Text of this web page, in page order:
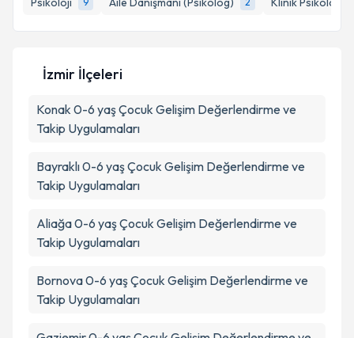
E-posta Adresiniz
Kişisel verilerimin işlenmesine ilişkinAydınlatma
Metni'ni okudum ve kişisel verilerimin belirtilen
kapsamda işlenmesini kabul ediyorum.
Takvim Talebini Gönder
İzmir İlçeleri
Konak 0-6 yaş Çocuk Gelişim Değerlendirme ve
Takip Uygulamaları
Bayraklı0-6 yaş Çocuk Gelişim Değerlendirme ve
Takip Uygulamaları
Aliağa0-6 yaş Çocuk Gelişim Değerlendirme ve
Takip Uygulamaları
Bornova0-6 yaş Çocuk Gelişim Değerlendirme ve
Takip Uygulamaları